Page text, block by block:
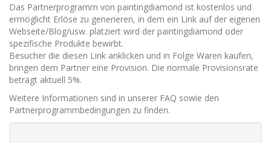
Das Partnerprogramm von paintingdiamond ist kostenlos und
ermöglicht Erlöse zu generieren, in dem ein Link auf der eigenen
Webseite/Blog/usw. platziert wird der paintingdiamond oder
spezifische Produkte bewirbt.
Besucher die diesen Link anklicken und in Folge Waren kaufen,
bringen dem Partner eine Provision. Die normale Provisionsrate
beträgt aktuell 5%.
Weitere Informationen sind in unserer FAQ sowie den
Partnerprogrammbedingungen zu finden.